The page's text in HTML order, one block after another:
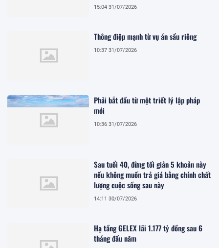
15:04 31/07/2026
Thông điệp mạnh từ vụ án sầu riêng
10:37 31/07/2026
Phải bắt đầu từ một triết lý lập pháp
mới
10:36 31/07/2026
Sau tuổi 40, đừng tối giản 5 khoản này
nếu không muốn trả giá bằng chính chất
lượng cuộc sống sau này
14:11 30/07/2026
Hạ tầng GELEX lãi 1.177 tỷ đồng sau 6
tháng đầu năm